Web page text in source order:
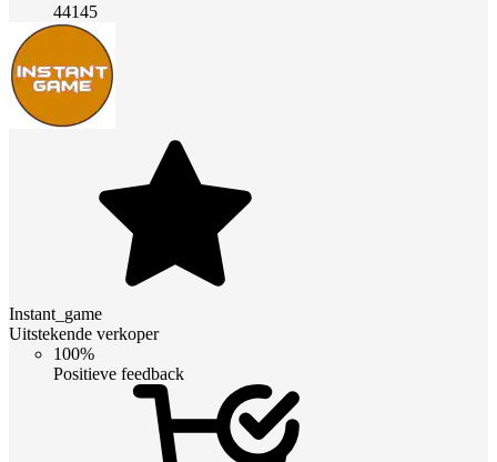
44145
Instant_game
Uitstekende verkoper
100%
Positieve feedback